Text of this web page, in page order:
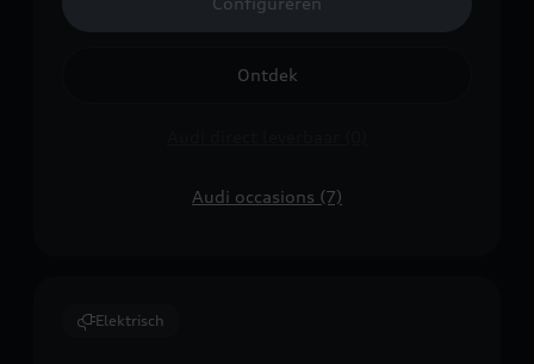
Ontdek
Audi occasions (7)
Elektrisch